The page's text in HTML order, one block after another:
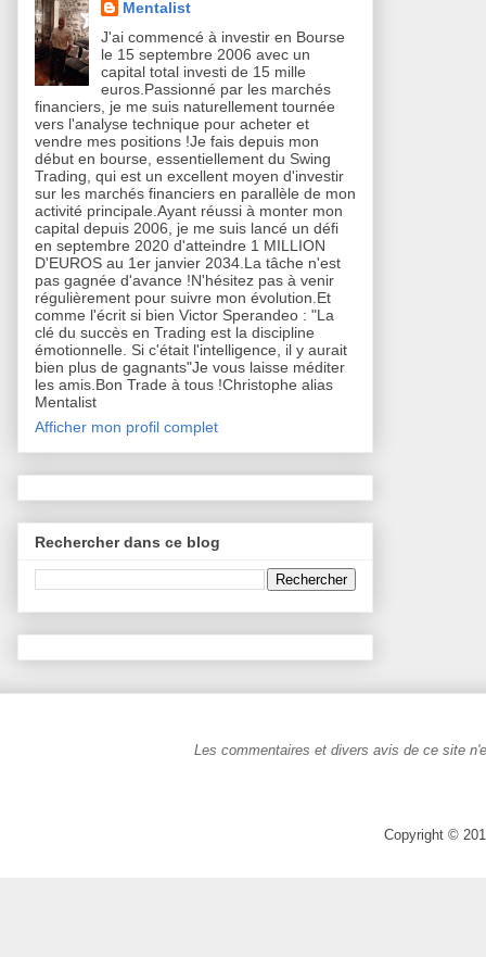
Mentalist
J'ai commencé à investir en Bourse
le 15 septembre 2006 avec un
capital total investi de 15 mille
euros.Passionné par les marchés
financiers, je me suis naturellement tournée
vers l'analyse technique pour acheter et
vendre mes positions !Je fais depuis mon
début en bourse, essentiellement du Swing
Trading, qui est un excellent moyen d'investir
sur les marchés financiers en parallèle de mon
activité principale.Ayant réussi à monter mon
capital depuis 2006, je me suis lancé un défi
en septembre 2020 d'atteindre 1 MILLION
D'EUROS au 1er janvier 2034.La tâche n'est
pas gagnée d'avance !N'hésitez pas à venir
régulièrement pour suivre mon évolution.Et
comme l'écrit si bien Victor Sperandeo : "La
clé du succès en Trading est la discipline
émotionnelle. Si c'était l'intelligence, il y aurait
bien plus de gagnants"Je vous laisse méditer
les amis.Bon Trade à tous !Christophe alias
Mentalist
Afficher mon profil complet
Rechercher dans ce blog
Les commentaires et divers avis de ce site
Copyright ©